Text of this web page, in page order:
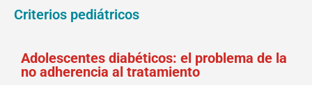
Criterios pediátricos
Adolescentes diabéticos: el problema de la
no adherencia al tratamiento